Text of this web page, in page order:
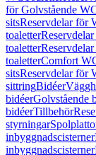
för Golvstående
sitsReservdelar för
toaletter
toaletter
toaletterComfort
sitsReservdelar för
sittringBidéer
bidéerGolvstående
bidéerTillbehör
styrningar
inbyggnadscisterner
inbyggnadscisterner